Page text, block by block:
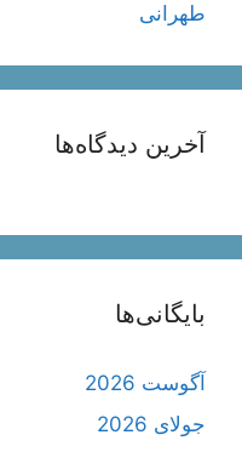
طهرانی
آخرین دیدگاه‌ها
بایگانی‌ها
آگوست 2026
جولای 2026